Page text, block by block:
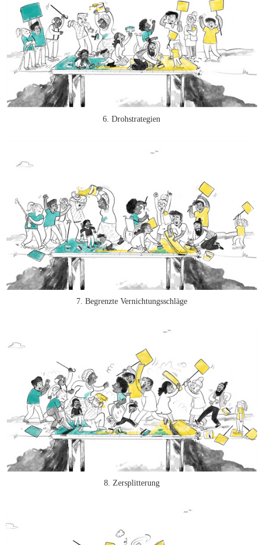
6. Drohstrategien
7. Begrenzte Vernichtungsschläge
8. Zersplitterung